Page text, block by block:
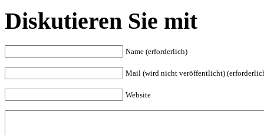
Diskutieren Sie mit
Name (erforderlich)
Mail (wird nicht veröffentlicht)
Website